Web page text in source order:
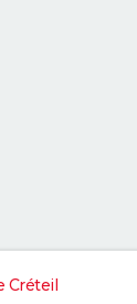
Créteil